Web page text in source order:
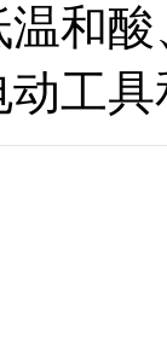
温和酸
工具